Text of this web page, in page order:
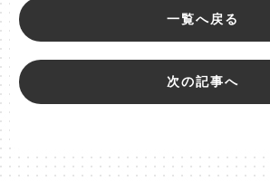
一覧へ戻る
次の記事へ